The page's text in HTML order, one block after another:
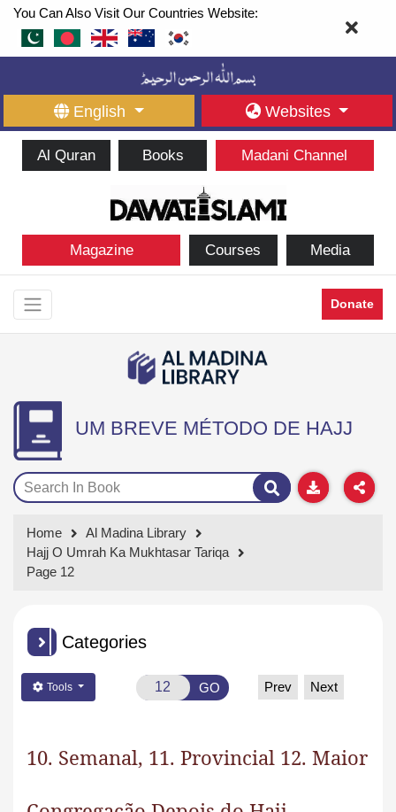
You Can Also Visit Our Countries Website:
English Websites
Al Quran Books Madani Channel
Magazine Courses Media
Donate
UM BREVE MÉTODO DE HAJJ
Home
Al Madina Library
Hajj O Umrah Ka Mukhtasar Tariqa
Page 12
Categories
Tools GO Prev Next
10. Semanal, 11. Provincial 12. Maior